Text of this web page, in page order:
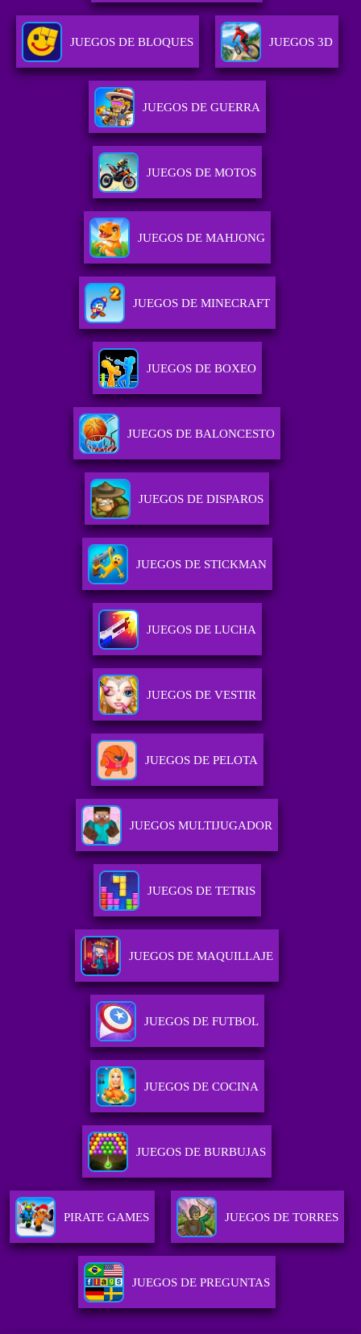
JUEGOS DE BLOQUES JUEGOS 3D
JUEGOS DE GUERRA
JUEGOS DE MOTOS
JUEGOS DE MAHJONG
JUEGOS DE MINECRAFT
JUEGOS DE BOXEO
JUEGOS DE BALONCESTO
JUEGOS DE DISPAROS
JUEGOS DE STICKMAN
JUEGOS DE LUCHA
JUEGOS DE VESTIR
JUEGOS DE PELOTA
JUEGOS MULTIJUGADOR
JUEGOS DE TETRIS
JUEGOS DE MAQUILLAJE
JUEGOS DE FUTBOL
JUEGOS DE COCINA
JUEGOS DE BURBUJAS
PIRATE GAMES JUEGOS DE TORRES
JUEGOS DE PREGUNTAS